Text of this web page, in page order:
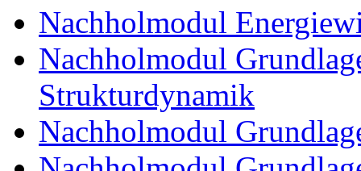
Nachholmodul
Nachholmodul
Strukturdynamik
Nachholmodul